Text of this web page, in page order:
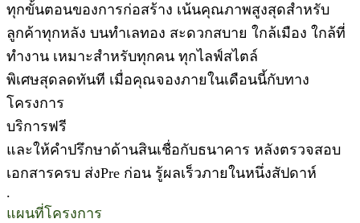
ทุกขั้นตอนของการก่อสร้าง เน้นคุณภาพสูงสุดสำหรับ
ลูกค้าทุกหลัง บนทำเลทอง สะดวกสบาย ใกล้เมือง ใกล้ที่
ทำงาน เหมาะสำหรับทุกคน ทุกไลฟ์สไตล์
พิเศษสุดลดทันที เมื่อคุณจองภายในเดือนนี้กับทาง
โครงการ
บริการฟรี
และให้คำปรึกษาด้านสินเชื่อกับธนาคาร หลังตรวจสอบ
เอกสารครบ ส่งPre ก่อน รู้ผลเร็วภายในหนึ่งสัปดาห์
.
แผนที่โครงการ